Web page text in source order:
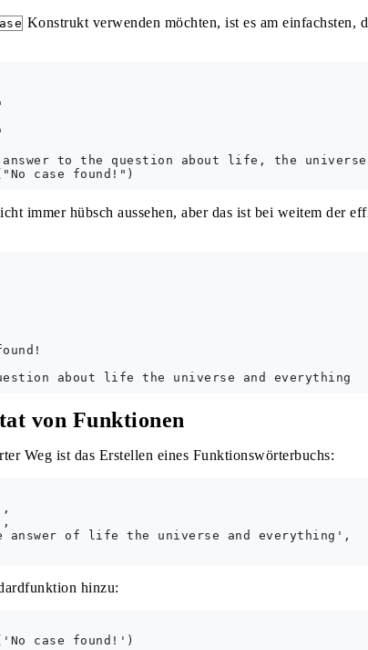
Konstrukt verwenden möchten, ist es am einfachsten,
to the question about life, the
immer hübsch aussehen, aber das ist bei weitem der
von Funktionen
Weg ist das Erstellen eines Funktionswörterbuchs:
answer of life the universe and everything',
hinzu: